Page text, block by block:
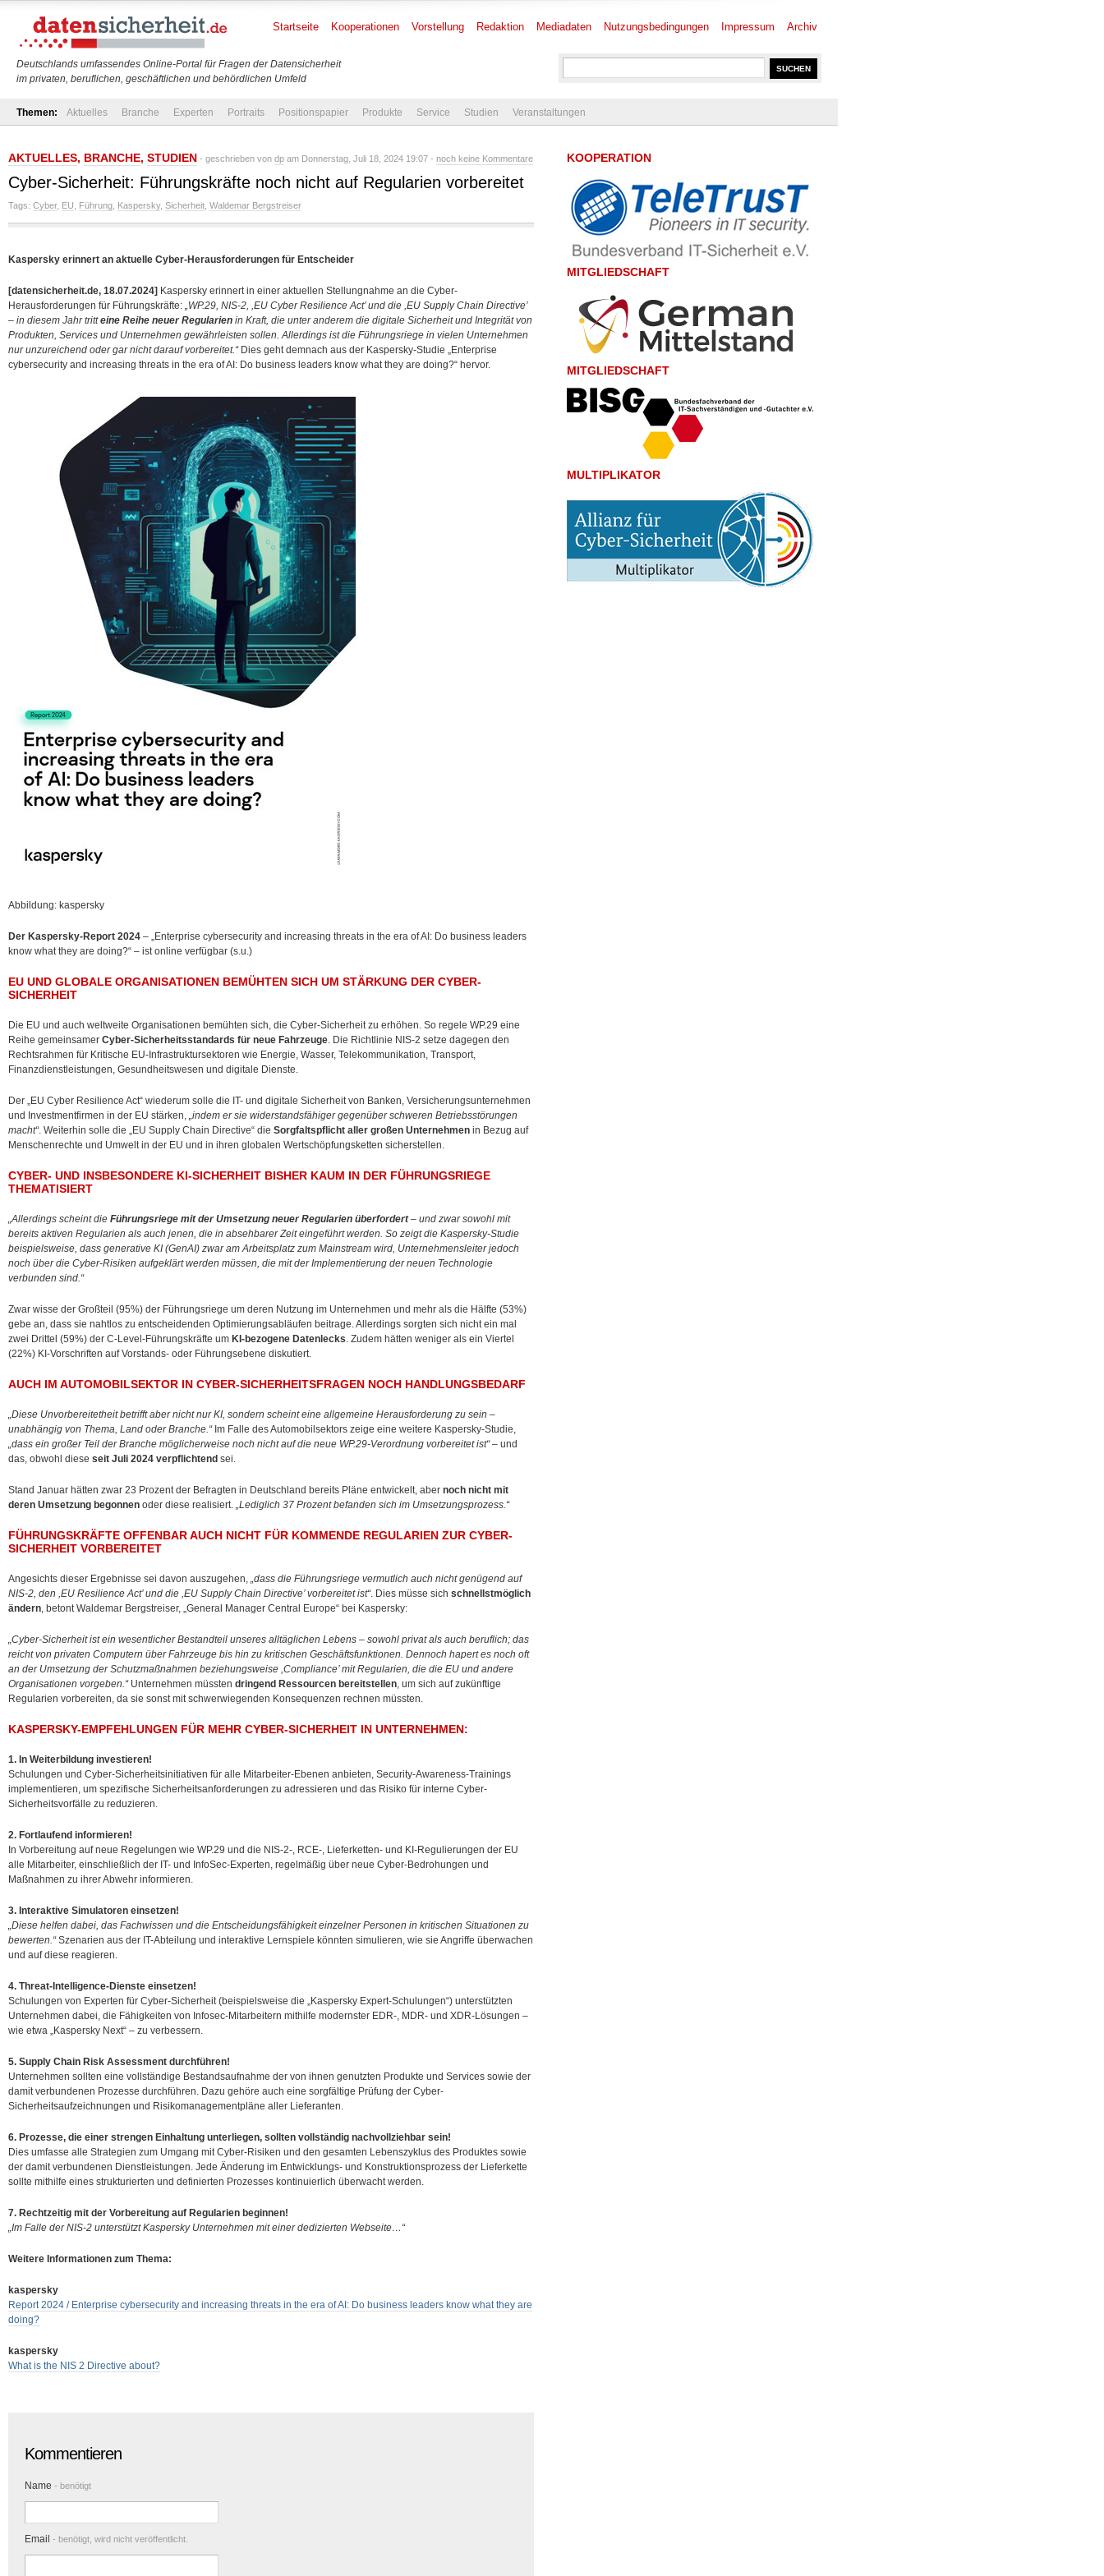
Deutschlands umfassendes Online-Portal für Fragen der Datensicherheit
im privaten, beruflichen, geschäftlichen und behördlichen Umfeld
Startseite Kooperationen Vorstellung Redaktion Mediadaten Nutzungsbedingungen Impressum Archiv
Themen: Aktuelles Branche Experten Portraits Positionspapier Produkte Service Studien Veranstaltungen
AKTUELLES, BRANCHE, STUDIEN - geschrieben von dp am Donnerstag, Juli 18, 2024 19:07 - noch keine Kommentare
Cyber-Sicherheit: Führungskräfte noch nicht auf Regularien vorbereitet
Tags: Cyber, EU Führung Kaspersky, Sicherheit Waldemar Bergstreiser
Kaspersky erinnert an aktuelle Cyber-Herausforderungen für Entscheider
[datensicherheit.de, 18.07.2024] Kaspersky erinnert in einer aktuellen Stellungnahme an die Cyber-
Herausforderungen für Führungskräfte: „WP.29, NIS-2, ,EU Cyber Resilience Act’ und die ,EU Supply Chain Directive’
– in diesem Jahr tritteine Reihe neuer Regularien in Kraft, die unter anderem die digitale Sicherheit und Integrität von
Produkten, Services und Unternehmen gewährleisten sollen. Allerdings ist die Führungsriege in vielen Unternehmen
nur unzureichend oder gar nicht darauf vorbereitet.“Dies geht demnach aus der Kaspersky-Studie „Enterprise
cybersecurity and increasing threats in the era ofAI: Do business leaders know what they are doing?“ hervor.
Abbildung: kaspersky
Der Kaspersky-Report 2024 – „Enterprise cybersecurity and increasing threats in the era of AI: Do business leaders
know what they are doing?“ – ist online verfügbar (s.u.)
EU UND GLOBALE ORGANISATIONEN BEMÜHTEN SICH UM STÄRKUNG DER CYBER-
SICHERHEIT
Die EU und auch weltweite Organisationen bemühten sich, die Cyber-Sicherheit zu erhöhen. So regele WP.29 eine
Reihe gemeinsamer Cyber-Sicherheitsstandards für neue Fahrzeuge. Die Richtlinie NIS-2 setze dagegen den
Rechtsrahmen für Kritische EU-Infrastruktursektoren wie Energie, Wasser, Telekommunikation, Transport,
Finanzdienstleistungen, Gesundheitswesen und digitale Dienste.
Der „EU Cyber Resilience Act“ wiederum solle die IT- und digitale Sicherheit von Banken, Versicherungsunternehmen
und Investmentfirmen in der EU stärken, „indem er sie widerstandsfähiger gegenüber schweren Betriebsstörungen
macht“. Weiterhin solle die „EU Supply Chain Directive“ die Sorgfaltspflicht aller großen Unternehmen in Bezug auf
Menschenrechte und Umwelt in der EU und in ihren globalen Wertschöpfungsketten sicherstellen.
CYBER- UND INSBESONDERE KI-SICHERHEIT BISHER KAUM IN DER FÜHRUNGSRIEGE
THEMATISIERT
„Allerdings scheint die Führungsriege mit der Umsetzung neuer Regularien überfordert– und zwar sowohl mit
bereits aktiven Regularien als auch jenen, die in absehbarer Zeit eingeführt werden. So zeigt die Kaspersky-Studie
beispielsweise, dass generative KI (GenAI) zwar am Arbeitsplatz zum Mainstream wird, Unternehmensleiter jedoch
noch über die Cyber-Risiken aufgeklärt werden müssen, die mit der Implementierung der neuen Technologie
verbunden sind.“
Zwar wisse der Großteil (95%) der Führungsriege um deren Nutzung im Unternehmen und mehr als die Hälfte (53%)
gebe an, dass sie nahtlos zu entscheidenden Optimierungsabläufen beitrage. Allerdings sorgten sich nicht ein mal
zwei Drittel (59%) der C-Level-Führungskräfte um KI-bezogene Datenlecks. Zudem hätten weniger als ein Viertel
(22%) KI-Vorschriften auf Vorstands- oder Führungsebene diskutiert.
AUCH IM AUTOMOBILSEKTOR IN CYBER-SICHERHEITSFRAGEN NOCH HANDLUNGSBEDARF
„Diese Unvorbereitetheit betrifft aber nicht nur KI, sondern scheint eine allgemeine Herausforderung zu sein –
unabhängig von Thema, Land oder Branche.“Im Falle des Automobilsektors zeige eine weitere Kaspersky-Studie,
„dass ein großer Teil der Branche möglicherweise noch nicht auf die neue WP.29-Verordnung vorbereitet ist“– und
das, obwohl diese seit Juli 2024 verpflichtend sei.
Stand Januar hätten zwar 23 Prozent der Befragten in Deutschland bereits Pläne entwickelt, aber noch nicht mit
deren Umsetzung begonnen oder diese realisiert. „Lediglich 37 Prozent befanden sich im Umsetzungsprozess.“
FÜHRUNGSKRÄFTE OFFENBAR AUCH NICHT FÜR KOMMENDE REGULARIEN ZUR CYBER-
SICHERHEIT VORBEREITET
Angesichts dieser Ergebnisse sei davon auszugehen, „dass die Führungsriege vermutlich auch nicht genügend auf
NIS-2, den ,EU Resilience Act’ und die ,EU Supply Chain Directive’ vorbereitet ist“. Dies müsse sich schnellstmöglich
ändern, betont Waldemar Bergstreiser, „General Manager Central Europe“ bei Kaspersky:
„Cyber-Sicherheit ist ein wesentlicher Bestandteil unseres alltäglichen Lebens – sowohl privat als auch beruflich; das
reicht von privaten Computern über Fahrzeuge bis hin zu kritischen Geschäftsfunktionen. Dennoch hapert es noch oft
an der Umsetzung der Schutzmaßnahmen beziehungsweise ,Compliance’ mit Regularien, die die EU und andere
Organisationen vorgeben.“Unternehmen müssten dringend Ressourcen bereitstellen, um sich auf zukünftige
Regularien vorbereiten, da sie sonst mit schwerwiegenden Konsequenzen rechnen müssten.
KASPERSKY-EMPFEHLUNGEN FÜR MEHR CYBER-SICHERHEIT IN UNTERNEHMEN:
1. In Weiterbildung investieren!
Schulungen und Cyber-Sicherheitsinitiativen für alle Mitarbeiter-Ebenen anbieten, Security-Awareness-Trainings
implementieren, um spezifische Sicherheitsanforderungen zu adressieren und das Risiko für interne Cyber-
Sicherheitsvorfälle zu reduzieren.
2. Fortlaufend informieren!
In Vorbereitung auf neue Regelungen wie WP.29 und die NIS-2-, RCE-, Lieferketten- und KI-Regulierungen der EU
alle Mitarbeiter, einschließlich der IT- und InfoSec-Experten, regelmäßig über neue Cyber-Bedrohungen und
Maßnahmen zu ihrer Abwehr informieren.
3. Interaktive Simulatoren einsetzen!
„Diese helfen dabei, das Fachwissen und die Entscheidungsfähigkeit einzelner Personen in kritischen Situationen zu
bewerten.“Szenarien aus der IT-Abteilung und interaktive Lernspiele könnten simulieren, wie sie Angriffe überwachen
und auf diese reagieren.
4. Threat-Intelligence-Dienste einsetzen!
Schulungen von Experten für Cyber-Sicherheit (beispielsweise die „Kaspersky Expert-Schulungen“) unterstützten
Unternehmen dabei, die Fähigkeiten von Infosec-Mitarbeitern mithilfe modernster EDR-, MDR- und XDR-Lösungen –
wie etwa „Kaspersky Next“ – zu verbessern.
5. Supply Chain Risk Assessment durchführen!
Unternehmen sollten eine vollständige Bestandsaufnahme der von ihnen genutzten Produkte und Services sowie der
damit verbundenen Prozesse durchführen. Dazu gehöre auch eine sorgfältige Prüfung der Cyber-
Sicherheitsaufzeichnungen und Risikomanagementpläne aller Lieferanten.
6. Prozesse, die einer strengen Einhaltung unterliegen, sollten vollständig nachvollziehbar sein!
Dies umfasse alle Strategien zum Umgang mit Cyber-Risiken und den gesamten Lebenszyklus des Produktes sowie
der damit verbundenen Dienstleistungen. Jede Änderung im Entwicklungs- und Konstruktionsprozess der Lieferkette
sollte mithilfe eines strukturierten und definierten Prozesses kontinuierlich überwacht werden.
7. Rechtzeitig mit der Vorbereitung auf Regularien beginnen!
„Im Falle der NIS-2 unterstützt Kaspersky Unternehmen mit einer dedizierten Webseite…“
Weitere Informationen zum Thema:
kaspersky
Report 2024 / Enterprise cybersecurity and increasing threats in the era of AI: Do business leaders know what they are
doing?
kaspersky
What is the NIS 2 Directive about?
Kommentieren
Name - benötigt
Email - benötigt, wird nicht veröffentlicht.
KOOPERATION
MITGLIEDSCHAFT
MITGLIEDSCHAFT
MULTIPLIKATOR